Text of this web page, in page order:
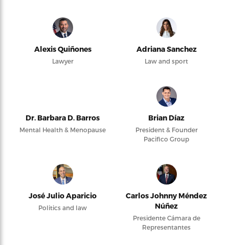
Alexis Quiñones
Lawyer
Adriana Sanchez
Law and sport
Dr. Barbara D. Barros
Mental Health & Menopause
Brian Díaz
President & Founder
Pacifico Group
José Julio Aparicio
Politics and law
Carlos Johnny Méndez
Núñez
Presidente Cámara de
Representantes